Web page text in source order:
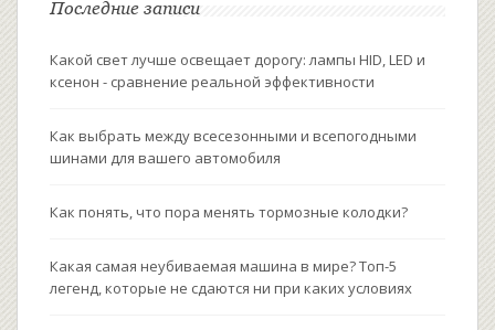
Последние записи
Какой свет лучше освещает дорогу: лампы HID, LED и
ксенон - сравнение реальной эффективности
Как выбрать между всесезонными и всепогодными
шинами для вашего автомобиля
Как понять, что пора менять тормозные колодки?
Какая самая неубиваемая машина в мире? Топ-5
легенд, которые не сдаются ни при каких условиях